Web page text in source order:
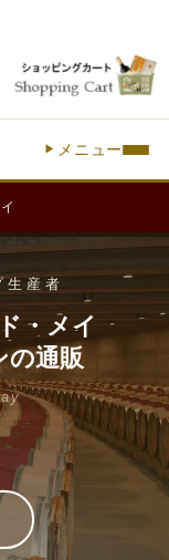
メニュー
産者
・メイ
の通販